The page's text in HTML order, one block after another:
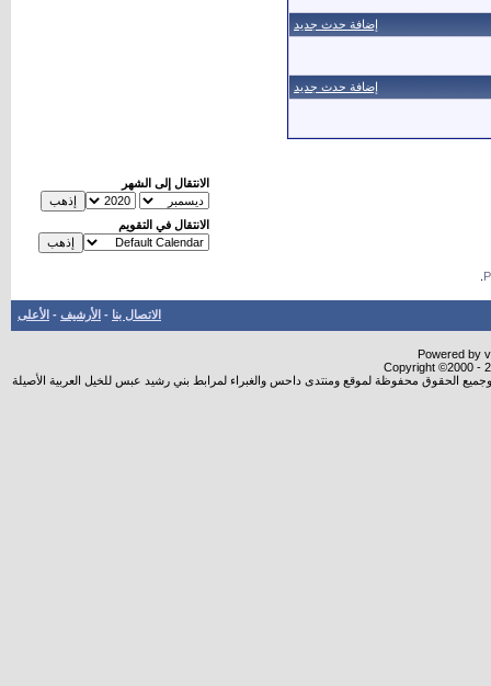
إضافة حدث جديد
إضافة حدث جديد
الانتقال إلى الشهر
الانتقال في التقويم
الاتصال بنا - الأرشيف - الأعلى
Powered by
Copyright ©2000 -
الحقوق محفوظة لموقع ومنتدى داحس والغبراء لمرابط بني رشيد عبس للخيل العربية الأصيلة